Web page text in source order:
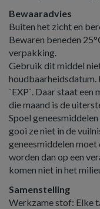
Bewaaradvies
Buiten het zicht en
Bewaren beneden
verpakking.
Gebruik dit middel
houdbaarheidsdatum.
`EXP`. Daar staat een
die maand is de
Spoel
gooi ze niet in de
geneesmiddelen
worden dan op een
komen niet in het
Samenstelling
Werkzame stof: Elke